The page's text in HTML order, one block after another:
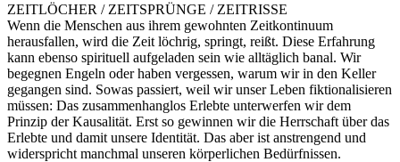
ZEITLÖCHER / ZEITSPRÜNGE / ZEITRISSE
Wenn die Menschen aus ihrem gewohnten Zeitkontinuum
herausfallen, wird die Zeit löchrig, springt, reißt. Diese Erfahrung
kann ebenso spirituell aufgeladen sein wie alltäglich banal. Wir
begegnen Engeln oder haben vergessen, warum wir in den Keller
gegangen sind. Sowas passiert, weil wir unser Leben fiktionalisieren
müssen: Das zusammenhanglos Erlebte unterwerfen wir dem
Prinzip der Kausalität. Erst so gewinnen wir die Herrschaft über das
Erlebte und damit unsere Identität. Das aber ist anstrengend und
widerspricht manchmal unseren körperlichen Bedürfnissen.